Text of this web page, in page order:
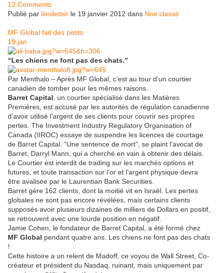
12 Comments
Publié par liesiletter le 19 janvier 2012 dans Non classé
MF Global fait des petits
19 jan
“Les chiens ne font pas des chats.”
Par Menthalo – Après MF Global, c’est au tour d’un courtier
canadien de tomber pour les mêmes raisons.
Barret Capital, un courtier spécialisé dans les Matières
Premières, est accusé par les autorités de régulation canadienne
d’avoir utilisé l’argent de ses clients pour couvrir ses propres
pertes. The Investment Industry Regulatory Organisation of
Canada (IIROC) essaye de suspendre les licences de courtage
de Barret Capital. “Une sentence de mort”, se plaint l’avocat de
Barret, Darryl Mann, qui a cherché en vain à obtenir des délais.
Le Courtier est interdit de trading sur les marchés options et
futures, et toute transaction sur l’or et l’argent physique devra
être avalisée par le Laurentian Bank Securities.
Barret gère 162 clients, dont la moitié vit en Israël. Les pertes
globales ne sont pas encore révélées, mais certains clients
supposés avoir plusieurs dizaines de milliers de Dollars en positif,
se retrouvent avec une lourde position en négatif.
Jamie Cohen, le fondateur de Barret Capital, a été formé chez
MF Global pendant quatre ans. Les chiens ne font pas des chats
!
Cette histoire a un relent de Madoff, ce voyou de Wall Street, Co-
créateur et président du Nasdaq, ruinant, mais uniquement par